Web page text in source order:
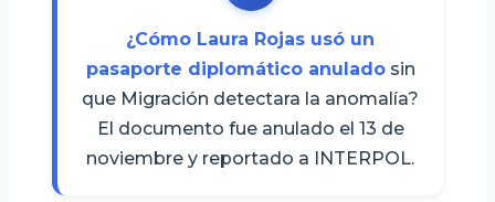
¿Cómo Laura Rojas usó un
pasaporte diplomático anuladosin
que Migración detectara la anomalía?
El documento fue anulado el 13 de
noviembre y reportado a INTERPOL.